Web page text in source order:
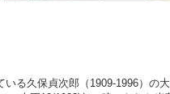
る久保貞次郎（1909-1996）の